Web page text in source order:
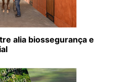
alia biossegurança e